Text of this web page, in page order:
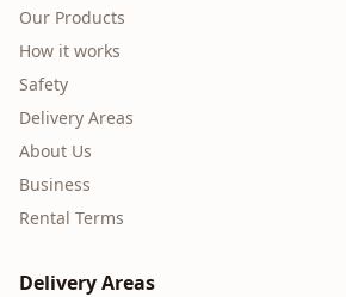
Our Products
How it works
Safety
Delivery Areas
About Us
Business
Rental Terms
Delivery Areas